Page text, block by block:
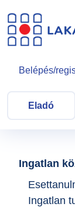
Eladó
Belépés/
Ingatlan
Ingatlan